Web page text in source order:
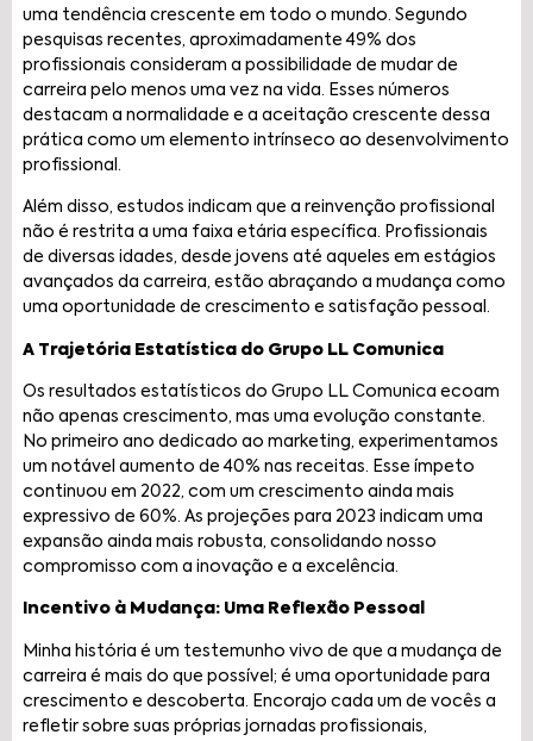
uma tendência crescente em todo o mundo. Segundo
pesquisas recentes, aproximadamente 49% dos
profissionais consideram a possibilidade de mudar de
carreira pelo menos uma vez na vida. Esses números
destacam a normalidade e a aceitação crescente dessa
prática como um elemento intrínseco ao desenvolvimento
profissional.
Além disso, estudos indicam que a reinvenção profissional
não é restrita a uma faixa etária específica. Profissionais
de diversas idades, desde jovens até aqueles em estágios
avançados da carreira, estão abraçando a mudança como
uma oportunidade de crescimento e satisfação pessoal.
A Trajetória Estatística do Grupo LL Comunica
Os resultados estatísticos do Grupo LL Comunica ecoam
não apenas crescimento, mas uma evolução constante.
No primeiro ano dedicado ao marketing, experimentamos
um notável aumento de 40% nas receitas. Esse ímpeto
continuou em 2022, com um crescimento ainda mais
expressivo de 60%. As projeções para 2023 indicam uma
expansão ainda mais robusta, consolidando nosso
compromisso com a inovação e a excelência.
Incentivo à Mudança: Uma Reflexão Pessoal
Minha história é um testemunho vivo de que a mudança de
carreira é mais do que possível; é uma oportunidade para
crescimento e descoberta. Encorajo cada um de vocês a
refletir sobre suas próprias jornadas profissionais,